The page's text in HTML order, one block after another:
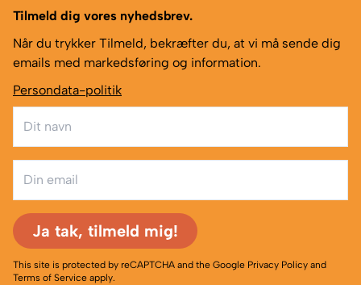
Tilmeld dig vores nyhedsbrev.
Når du trykker Tilmeld, bekræfter du, at vi må sende dig
emails med markedsføring og information.
Persondata-politik
Ja tak, tilmeld mig!
This site is protected by reCAPTCHA and the Google Privacy Policy and
Terms of Service apply.